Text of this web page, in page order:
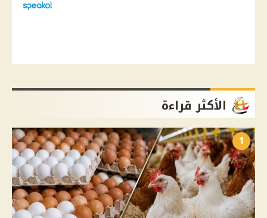
الأكثر قراءة
1